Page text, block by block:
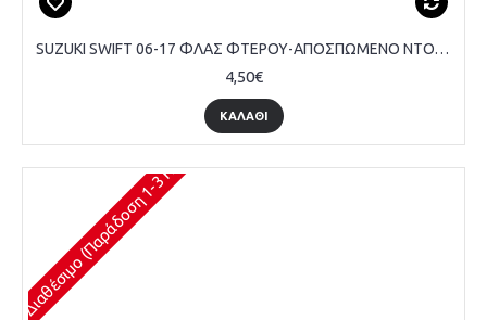
SUZUKI SWIFT 06-17 ΦΛΑΣ ΦΤΕΡΟΥ-ΑΠΟΣΠΩΜΕΝΟ ΝΤΟΥΙ - ΤΕΜΑΧΙΟ
4,50€
ΚΑΛΆΘΙ
Διαθέσιμο (Παράδοση 1-3 Ημέρες)